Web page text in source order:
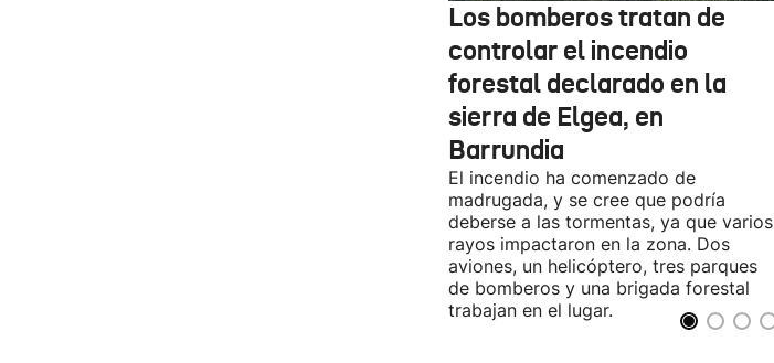
Los bomberos tratan de
controlar el incendio
forestal declarado en la
sierra de Elgea, en
Barrundia
El incendio ha comenzado de
madrugada, y se cree que podría
deberse a las tormentas, ya que varios
rayos impactaron en la zona. Dos
aviones, un helicóptero, tres parques
de bomberos y una brigada forestal
trabajan en el lugar.